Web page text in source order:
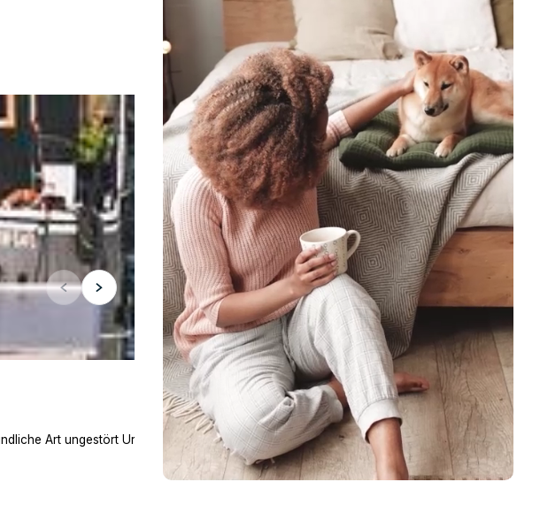
Art ungestört Urlaub zu machen. Spaß und Abenteuer für die ganze Familie, ganz